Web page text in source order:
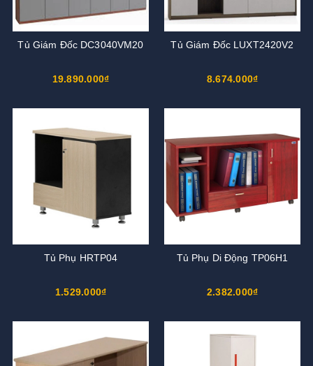
Tủ Giám Đốc DC3040VM20
19.890.000₫
Tủ Giám Đốc LUXT2420V2
8.674.000₫
Tủ Phụ HRTP04
1.529.000₫
Tủ Phụ Di Động TP06H1
2.382.000₫